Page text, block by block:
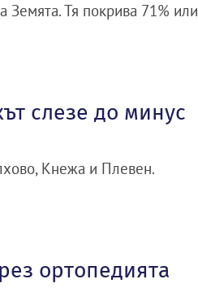
Тя покрива 71% или
слезе до минус
Кнежа и Плевен.
ортопедията